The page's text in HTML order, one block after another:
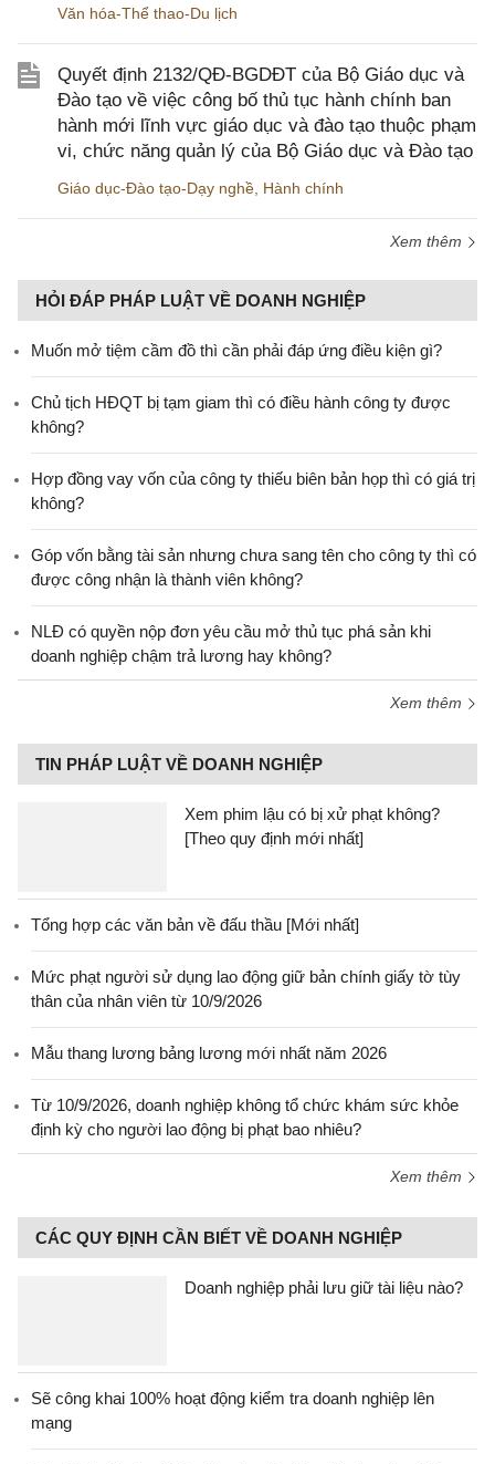
Văn hóa-Thể thao-Du lịch
Quyết định 2132/QĐ-BGDĐT của Bộ Giáo dục và
Đào tạo về việc công bố thủ tục hành chính ban
hành mới lĩnh vực giáo dục và đào tạo thuộc phạm
vi, chức năng quản lý của Bộ Giáo dục và Đào tạo
Giáo dục-Đào tạo-Dạy nghề Hành chính
Xem thêm
HỎI ĐÁP PHÁP LUẬT VỀ DOANH NGHIỆP
Muốn mở tiệm cầm đồ thì cần phải đáp ứng điều kiện gì?
Chủ tịch HĐQT bị tạm giam thì có điều hành công ty được
không?
Hợp đồng vay vốn của công ty thiếu biên bản họp thì có giá trị
không?
Góp vốn bằng tài sản nhưng chưa sang tên cho công ty thì có
được công nhận là thành viên không?
NLĐ có quyền nộp đơn yêu cầu mở thủ tục phá sản khi
doanh nghiệp chậm trả lương hay không?
Xem thêm
TIN PHÁP LUẬT VỀ DOANH NGHIỆP
Xem phim lậu có bị xử phạt không?
[Theo quy định mới nhất]
Tổng hợp các văn bản về đấu thầu [Mới nhất]
Mức phạt người sử dụng lao động giữ bản chính giấy tờ tùy
thân của nhân viên từ 10/9/2026
Mẫu thang lương bảng lương mới nhất năm 2026
Từ 10/9/2026, doanh nghiệp không tổ chức khám sức khỏe
định kỳ cho người lao động bị phạt bao nhiêu?
Xem thêm
CÁC QUY ĐỊNH CẦN BIẾT VỀ DOANH NGHIỆP
Doanh nghiệp phải lưu giữ tài liệu nào?
Sẽ công khai 100% hoạt động kiểm tra doanh nghiệp lên
mạng